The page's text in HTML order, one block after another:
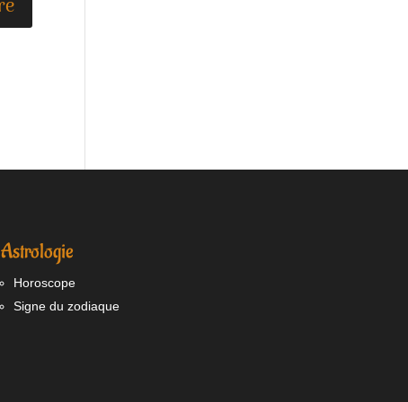
Astrologie
Horoscope
Signe du zodiaque